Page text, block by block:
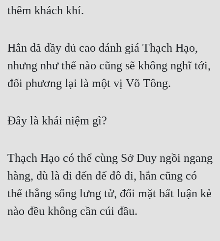
thêm khách khí.
Hắn đã đầy đủ cao đánh giá Thạch Hạo,
nhưng như thế nào cũng sẽ không nghĩ tới,
đối phương lại là một vị Võ Tông.
Đây là khái niệm gì?
Thạch Hạo có thể cùng Sở Duy ngồi ngang
hàng, dù là đi đến đế đô đi, hắn cũng có
thể thẳng sống lưng tử, đối mặt bất luận kẻ
nào đều không cần cúi đầu.